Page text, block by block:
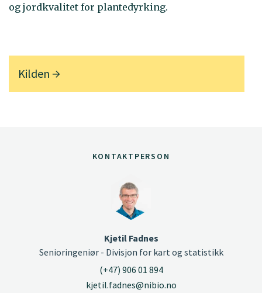
og jordkvalitet for plantedyrking.
Kilden
KONTAKTPERSON
Kjetil Fadnes
Senioringeniør - Divisjon for kart og statistikk
(+47) 906 01 894
kjetil.fadnes@nibio.no